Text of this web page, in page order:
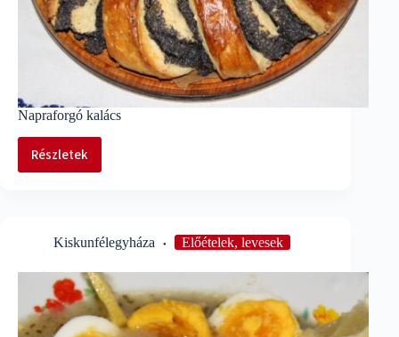
Napraforgó kalács
RészletekNapraforgó
Kiskunfélegyháza Előételek, levesek